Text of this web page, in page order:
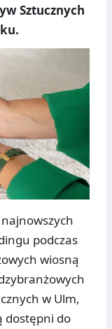
Sztucznych
podczas
wiosną
w Ulm,
dostępni do